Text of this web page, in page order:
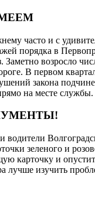
часто и с
порядка в
Заметно возросло
В первом
закона
на месте службы.
зеленого и
карточку и
лучше изучить